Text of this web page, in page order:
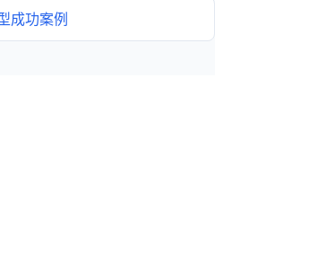
成功案例